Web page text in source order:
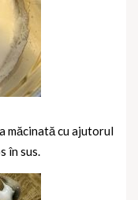
măcinată cu ajutorul
în sus.